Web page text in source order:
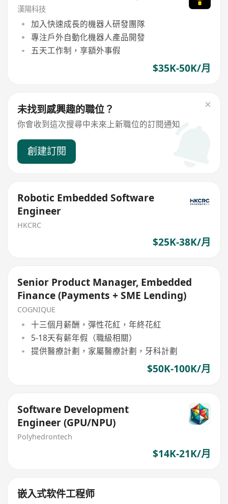
漢陽科技
加入快速成長的機器人研發團隊
專注戶外自動化機器人產品開發
五天工作制，享額外事假
$35K-50K/月
未找到感興趣的職位？
你會收到這次搜尋中未來上新職位的訂閱通知
創建訂閱
Robotic Embedded Software
Engineer
HKCRC
$25K-38K/月
Senior Product Manager, Embedded
Finance (Payments + SME Lending)
COGNIQUE
十三個月薪酬，彈性花紅，年終花紅
5-18天有薪年假（職級相關）
提供醫療計劃，家屬醫療計劃，牙科計劃
$50K-100K/月
Software Development
Engineer (GPU/NPU)
Polyhedrontech
$14K-21K/月
嵌入式软件工程师